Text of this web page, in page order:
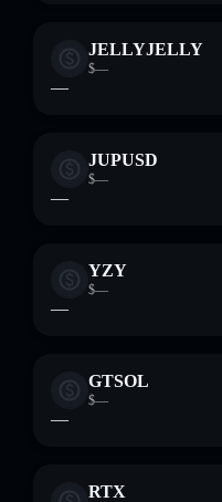
JELLYJELLY
$—
—
JUPUSD
$—
—
YZY
$—
—
GTSOL
$—
—
RTX